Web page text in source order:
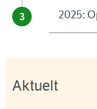
2025:
Aktuelt